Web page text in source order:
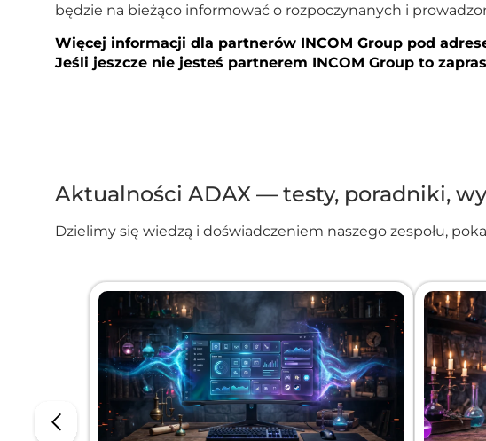
będzie na bieżąco informować o rozpoczynanych i
Więcej informacji dla partnerów INCOM Group pod
Jeśli jeszcze nie jesteś partnerem INCOM Group to
Aktualności ADAX — testy, poradniki,
Dzielimy się wiedzą i doświadczeniem naszego zespołu,